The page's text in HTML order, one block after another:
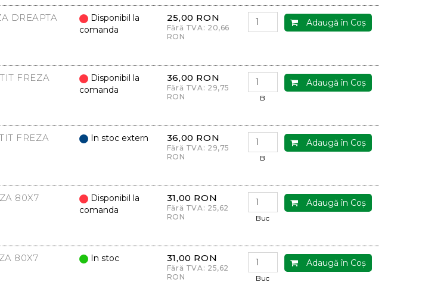
DREAPTA
Disponibil la
comanda
25,00 RON
Fără TVA: 20,66
RON
Adaugă în Coş
FREZA
Disponibil la
comanda
36,00 RON
Fără TVA: 29,75
RON
Adaugă în Coş
B
FREZA In stoc extern 36,00 RON
Fără TVA: 29,75
RON
Adaugă în Coş
B
80X7
Disponibil la
comanda
31,00 RON
Fără TVA: 25,62
RON
Adaugă în Coş
Buc
80X7
In stoc 31,00 RON
Fără TVA: 25,62
RON
Adaugă în Coş
Buc